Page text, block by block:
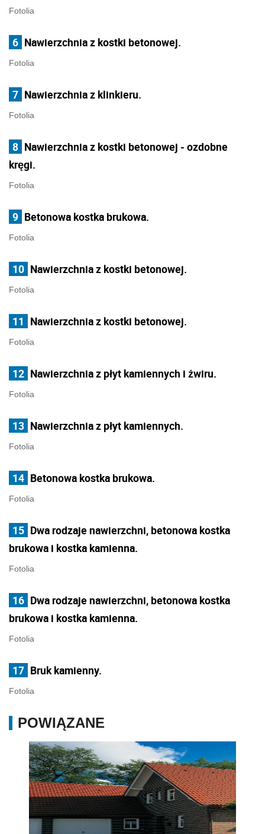
Fotolia
6 Nawierzchnia z kostki betonowej.
Fotolia
7 Nawierzchnia z klinkieru.
Fotolia
8 Nawierzchnia z kostki betonowej - ozdobne
kręgi.
Fotolia
9 Betonowa kostka brukowa.
Fotolia
10 Nawierzchnia z kostki betonowej.
Fotolia
11 Nawierzchnia z kostki betonowej.
Fotolia
12 Nawierzchnia z płyt kamiennych i żwiru.
Fotolia
13 Nawierzchnia z płyt kamiennych.
Fotolia
14 Betonowa kostka brukowa.
Fotolia
15 Dwa rodzaje nawierzchni, betonowa kostka
brukowa i kostka kamienna.
Fotolia
16 Dwa rodzaje nawierzchni, betonowa kostka
brukowa i kostka kamienna.
Fotolia
17 Bruk kamienny.
Fotolia
POWIĄZANE